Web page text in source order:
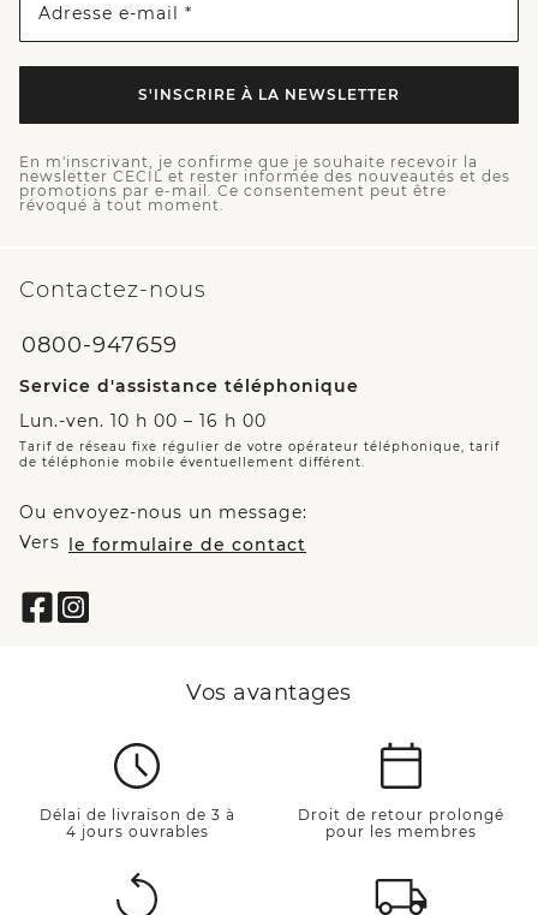
Adresse e-mail *
S'INSCRIRE À LA NEWSLETTER
En m'inscrivant, je confirme que je souhaite recevoir la
newsletter CECIL et rester informée des nouveautés et des
promotions par e-mail. Ce consentement peut être
révoqué à tout moment.
Contactez-nous
0800-947659
Service d'assistance téléphonique
Lun.-ven. 10 h 00 – 16 h 00
Tarif de réseau fixe régulier de votre opérateur téléphonique, tarif
de téléphonie mobile éventuellement différent.
Ou envoyez-nous un message:
Vers le formulaire de contact
Vos avantages
Délai de livraison de 3 à
4 jours ouvrables
Droit de retour prolongé
pour les membres